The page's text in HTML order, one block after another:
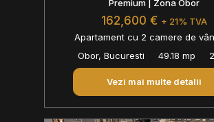
Premium | Zona Obor
162,600 € + 21% TVA
Apartament cu 2 camere de
Obor, Bucuresti
49.18 mp
Vezi mai multe detalii